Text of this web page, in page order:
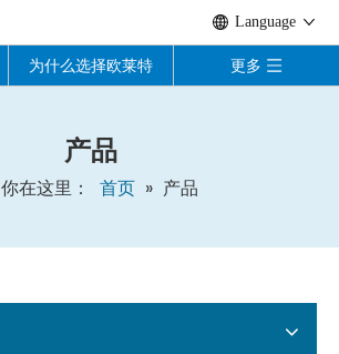
Language
为什么选择欧莱特 更多
产品
你在这里： 首页 » 产品